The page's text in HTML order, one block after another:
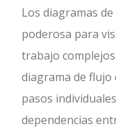
Los diagramas
poderosa para
trabajo
diagrama de flujo
pasos
dependencias